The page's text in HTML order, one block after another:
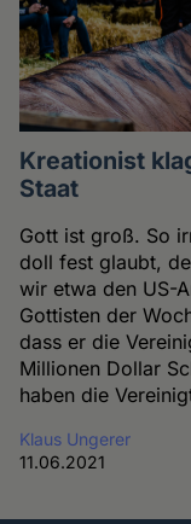
Kreationist
Staat
Gott ist groß. So
doll fest glaubt,
wir etwa den US-
Gottisten der
dass er die
Millionen Dollar
haben die
Klaus Ungerer
11.06.2021